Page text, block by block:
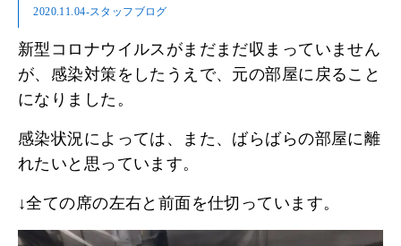
2020.11.04-スタッフブログ
新型コロナウイルスがまだまだ収まっていません
が、感染対策をしたうえで、元の部屋に戻ること
になりました。
感染状況によっては、また、ばらばらの部屋に離
れたいと思っています。
↓全ての席の左右と前面を仕切っています。